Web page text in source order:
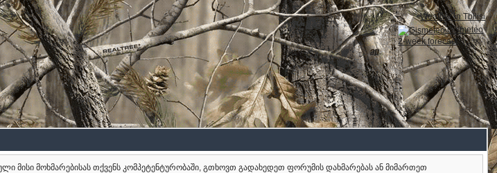
Weather in Tbilisi
Gismeteo
2-week forecast
მოხმარებისას თქვენს კომპეტენტურობაში, გთხოვთ გადახედეთ ფორუმის დახმარებას ან მიმართეთ